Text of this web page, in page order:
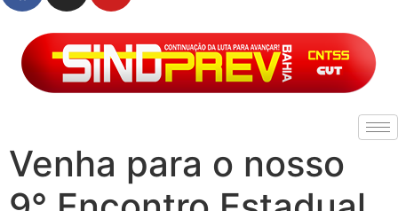
Venha para o nosso